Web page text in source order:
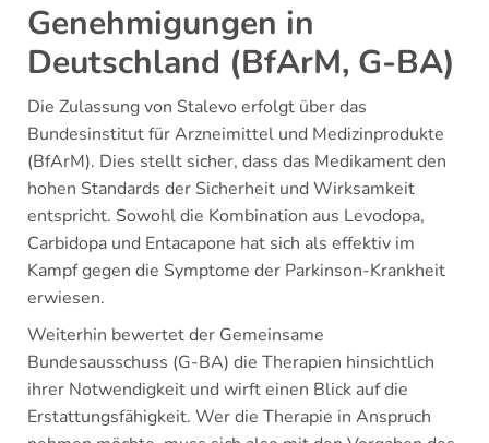
Genehmigungen in
Deutschland (BfArM, G-BA)
Die Zulassung von Stalevo erfolgt über das
Bundesinstitut für Arzneimittel und Medizinprodukte
(BfArM). Dies stellt sicher, dass das Medikament den
hohen Standards der Sicherheit und Wirksamkeit
entspricht. Sowohl die Kombination aus Levodopa,
Carbidopa und Entacapone hat sich als effektiv im
Kampf gegen die Symptome der Parkinson-Krankheit
erwiesen.
Weiterhin bewertet der Gemeinsame
Bundesausschuss (G-BA) die Therapien hinsichtlich
ihrer Notwendigkeit und wirft einen Blick auf die
Erstattungsfähigkeit. Wer die Therapie in Anspruch